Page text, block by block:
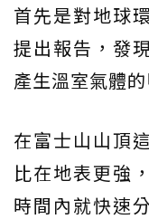
首先是對地球
提出報告，發
產生溫室氣體
在富士山山頂
比在地表更強
時間內就快速